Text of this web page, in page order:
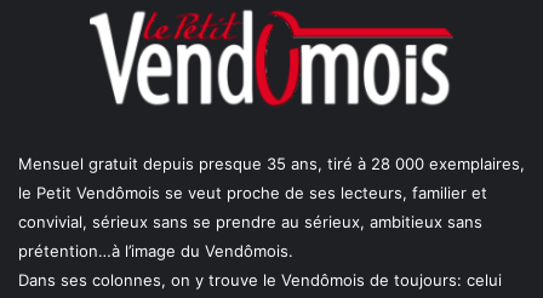
Mensuel gratuit depuis presque 35 ans, tiré à 28 000 exemplaires,
le Petit Vendômois se veut proche de ses lecteurs, familier et
convivial, sérieux sans se prendre au sérieux, ambitieux sans
prétention…à l’image du Vendômois.
Dans ses colonnes, on y trouve le Vendômois de toujours: celui